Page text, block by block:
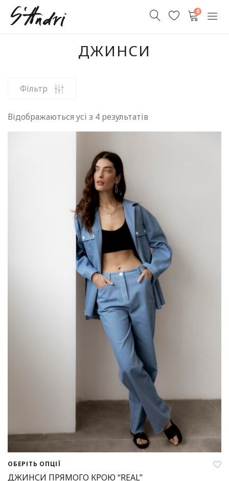
0
ДЖИНСИ
Відображаються усі з 4 результатів
ОБЕРІТЬ ОПЦІЇ
ДЖИНСИ ПРЯМОГО КРОЮ “REAL”